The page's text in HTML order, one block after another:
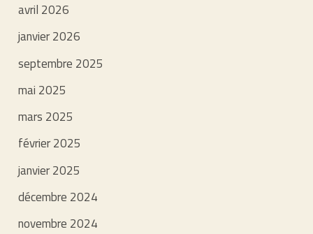
avril 2026
janvier 2026
septembre 2025
mai 2025
mars 2025
février 2025
janvier 2025
décembre 2024
novembre 2024